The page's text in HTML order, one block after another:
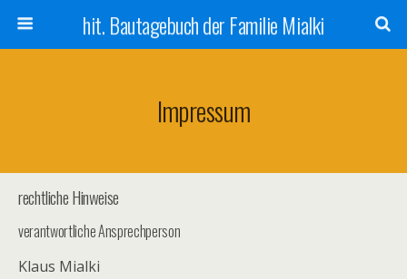
hit. Bautagebuch der Familie Mialki
Impressum
rechtliche Hinweise
verantwortliche Ansprechperson
Klaus Mialki